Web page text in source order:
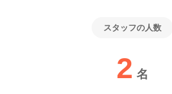
※採用方法が変更となる場合もございます
スタッフの人数
2 名